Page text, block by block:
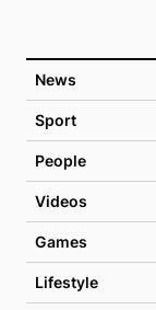
News
Sport
People
Videos
Games
Lifestyle